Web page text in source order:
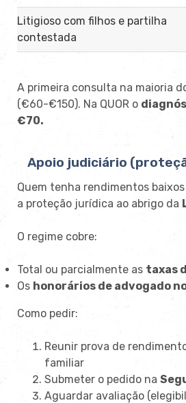
Litigioso com filhos e partilha
contestada
A primeira consulta na maioria
(€60-€150). Na QUOR o
€70.
Apoio judiciário
Quem tenha rendimentos
a proteção jurídica ao abrigo da
O regime cobre:
Total ou parcialmente as taxas
Os honorários de advogado
Como pedir:
Reunir prova de
familiar
Submeter o pedido na
Aguardar avaliação